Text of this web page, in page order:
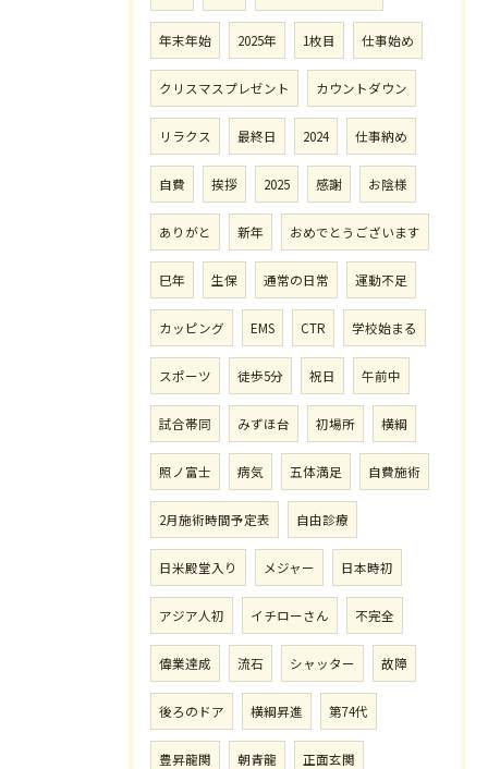
年末年始 2025年 1枚目 仕事始め
クリスマスプレゼント カウントダウン
リラクス 最終日 2024 仕事納め
自費 挨拶 2025 感謝 お陰様
ありがと 新年 おめでとうございます
巳年 生保 通常の日常 運動不足
カッピング EMS CTR 学校始まる
スポーツ 徒歩5分 祝日 午前中
試合帯同 みずほ台 初場所 横綱
照ノ富士 病気 五体満足 自費施術
2月施術時間予定表 自由診療
日米殿堂入り メジャー 日本時初
アジア人初 イチローさん 不完全
偉業達成 流石 シャッター 故障
後ろのドア 横綱昇進 第74代
豊昇龍関 朝青龍 正面玄関